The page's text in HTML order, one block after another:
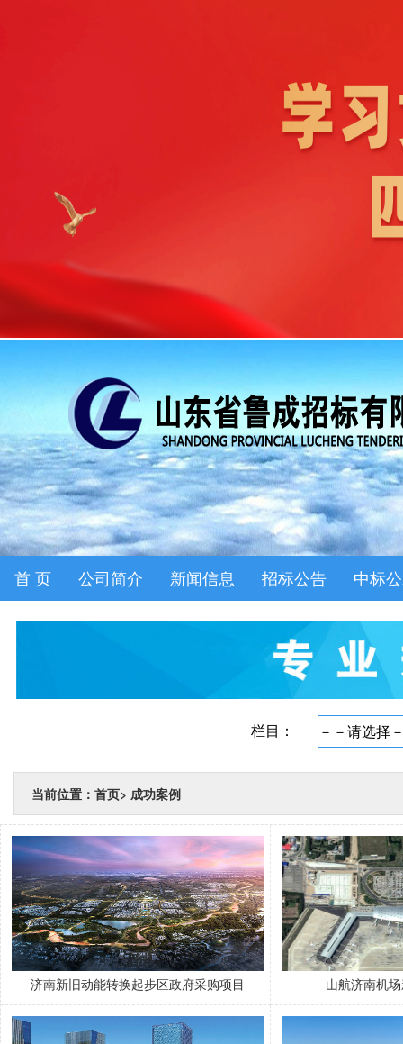
首 页 公司简介 新闻信息 招标公告 中标
当前位置：首页> 成功案例
济南新旧动能转换起步区政府采购项目 山航济南机